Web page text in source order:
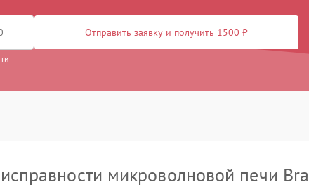
Отправить заявку и получить 1500 ₽
микроволновой печи